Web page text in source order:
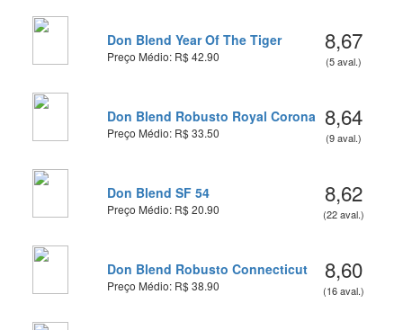
Don Blend Year Of The Tiger
Preço Médio: R$ 42.90
8,67
(5 aval.)
Don Blend Robusto Royal Corona
Preço Médio: R$ 33.50
8,64
(9 aval.)
Don Blend SF 54
Preço Médio: R$ 20.90
8,62
(22 aval.)
Don Blend Robusto Connecticut
Preço Médio: R$ 38.90
8,60
(16 aval.)